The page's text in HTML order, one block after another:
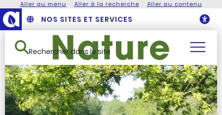
Aller au menu Aller à la recherche Aller au contenu
NOS SITES ET SERVICES
Rechercher dans le site